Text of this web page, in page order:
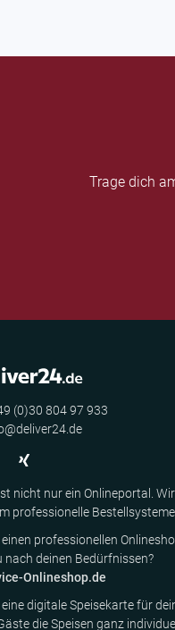
Trage dich
(0)30 804 97 933
nicht nur ein Onlineportal.
professionelle
professionellen
nach deinen Bedürfnissen?
Onlineshop.de
digitale Speisekarte für
die Speisen ganz individuell